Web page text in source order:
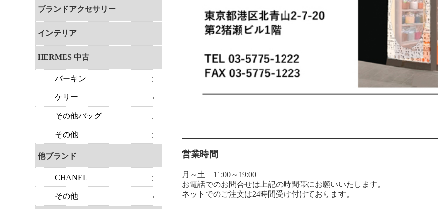
営業時間
月～土 11:00～19:00
お電話でのお問合せは上記の時間帯にお願いいたします。
ネットでのご注文は24時間受け付けております。
ブランドアクセサリー
インテリア
HERMES 中古
バーキン
ケリー
その他バッグ
その他
他ブランド
CHANEL
その他